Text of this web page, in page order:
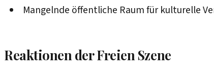
Mangelnde öffentliche Raum für kulturelle
Reaktionen der Freien Szene